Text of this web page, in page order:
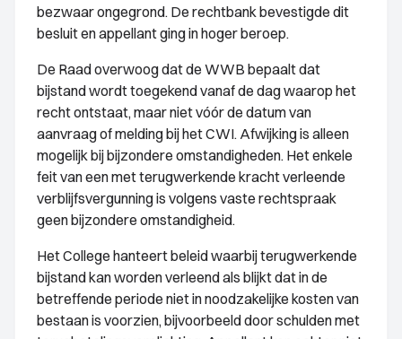
bezwaar ongegrond. De rechtbank bevestigde dit
besluit en appellant ging in hoger beroep.
De Raad overwoog dat de WWB bepaalt dat
bijstand wordt toegekend vanaf de dag waarop het
recht ontstaat, maar niet vóór de datum van
aanvraag of melding bij het CWI. Afwijking is alleen
mogelijk bij bijzondere omstandigheden. Het enkele
feit van een met terugwerkende kracht verleende
verblijfsvergunning is volgens vaste rechtspraak
geen bijzondere omstandigheid.
Het College hanteert beleid waarbij terugwerkende
bijstand kan worden verleend als blijkt dat in de
betreffende periode niet in noodzakelijke kosten van
bestaan is voorzien, bijvoorbeeld door schulden met